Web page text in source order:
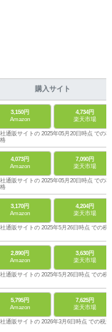
購入サイト
3,150円
Amazon
4,734円
楽天市場
通販サイトの 2025年05月20日時点 での税
4,073円
Amazon
7,090円
楽天市場
通販サイトの 2025年05月20日時点 での税
3,170円
Amazon
4,204円
楽天市場
通販サイトの 2025年5月26日時点 での税
2,890円
Amazon
3,630円
楽天市場
通販サイトの 2025年5月26日時点 での税
5,795円
Amazon
7,625円
楽天市場
通販サイトの 2026年3月6日時点 での税込